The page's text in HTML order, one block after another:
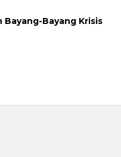
Bayang-Bayang Krisis